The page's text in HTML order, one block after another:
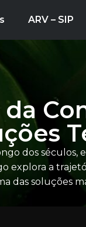
ARV – SIP
dos séculos,
explora a
das soluções